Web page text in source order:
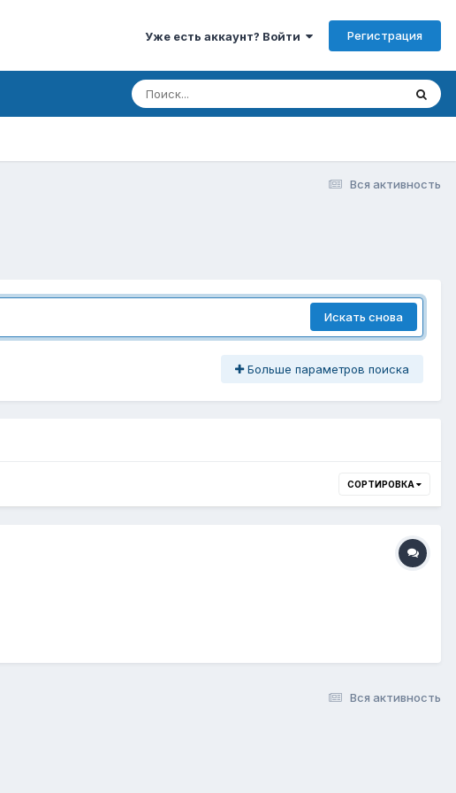
Уже есть аккаунт? Войти Регистрация
Вся активность
Искать снова
Больше параметров поиска
СОРТИРОВКА
Вся активность